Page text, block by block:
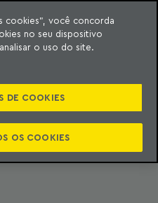
OS
CÍVEIS
cookies”, você concorda
no seu dispositivo
o uso do site.
DE COOKIES
OS COOKIES